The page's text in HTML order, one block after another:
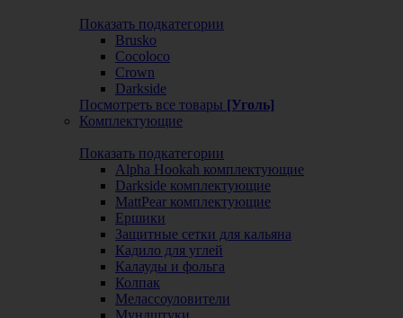
Показать подкатегории
Brusko
Cocoloco
Crown
Darkside
Посмотреть все товары [Уголь]
Комплектующие
Показать подкатегории
Alpha Hookah комплектующие
Darkside комплектующие
MattPear комплектующие
Ершики
Защитные сетки для кальяна
Кадило для углей
Калауды и фольга
Колпак
Мелассоуловители
Мундштуки